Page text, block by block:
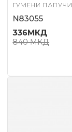
ГУМЕНИ ПАПУЧИ
N83055
336МКД
840МКД